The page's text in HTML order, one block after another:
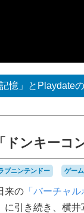
憶」とPlaydate
ンキーコ
ブニンテンドー ゲー
来の 「バーチャル
に引き続き、横